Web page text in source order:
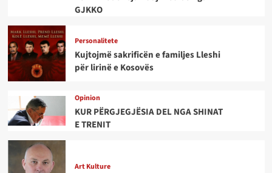
GJKKO
Personalitete
Kujtojmë sakrificën e familjes Lleshi
për lirinë e Kosovës
Opinion
KUR PËRGJEGJËSIA DEL NGA SHINAT
E TRENIT
Art Kulture